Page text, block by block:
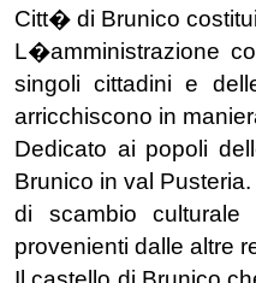
Citt� di Brunico
L�amministrazione
singoli cittadini e
arricchiscono in
Dedicato ai popoli
Brunico in val
di scambio
provenienti dalle altre